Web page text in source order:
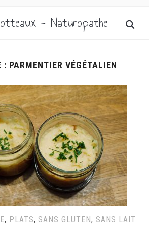
- Naturopathe
: PARMENTIER VÉGÉTALIEN
, PLATS, SANS GLUTEN, SANS LAIT